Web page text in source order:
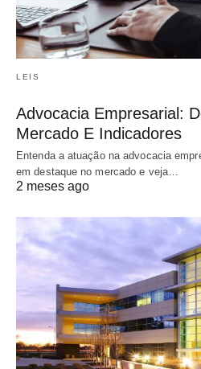
LEIS
Advocacia Empresarial:
Mercado E Indicadores
Entenda a atuação na advocacia
em destaque no mercado e veja…
2 meses ago